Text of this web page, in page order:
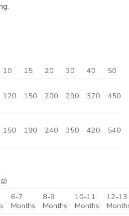
10 15 20 30 40
50
120 150 200 290 370 450
150 190 240 350 420 540
6-7
Months
8-9
Months
10-11
Months
12-13